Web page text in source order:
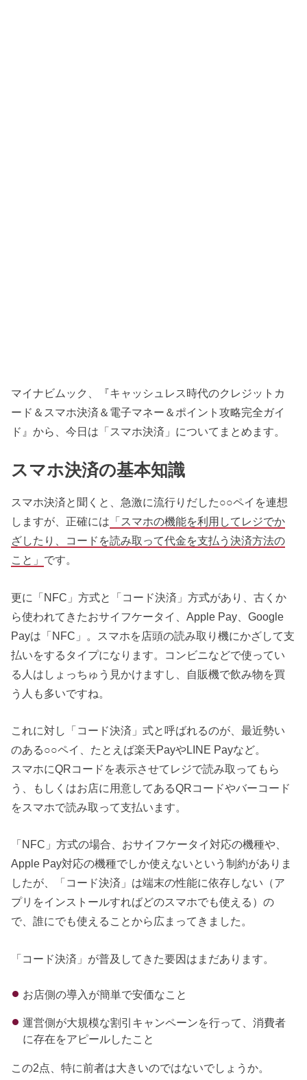
マイナビムック、『キャッシュレス時代のクレジットカ
ード＆スマホ決済＆電子マネー＆ポイント攻略完全ガイ
ド』から、今日は「スマホ決済」についてまとめます。
スマホ決済の基本知識
スマホ決済と聞くと、急激に流行りだした○○ペイを連想
しますが、正確には 「スマホの機能を利用してレジでか
ざしたり、コードを読み取って代金を支払う決済方法の
こと」 です。
更に「NFC」方式と「コード決済」方式があり、古くか
ら使われてきたおサイフケータイ、Apple Pay、Google
Payは「NFC」。スマホを店頭の読み取り機にかざして支
払いをするタイプになります。コンビニなどで使ってい
る人はしょっちゅう見かけますし、自販機で飲み物を買
う人も多いですね。
これに対し「コード決済」式と呼ばれるのが、最近勢い
のある○○ペイ、たとえば楽天PayやLINE Payなど。
スマホにQRコードを表示させてレジで読み取ってもら
う、もしくはお店に用意してあるQRコードやバーコード
をスマホで読み取って支払います。
「NFC」方式の場合、おサイフケータイ対応の機種や、
Apple Pay対応の機種でしか使えないという制約がありま
したが、「コード決済」は端末の性能に依存しない（ア
プリをインストールすればどのスマホでも使える）の
で、誰にでも使えることから広まってきました。
「コード決済」が普及してきた要因はまだあります。
お店側の導入が簡単で安価なこと
運営側が大規模な割引キャンペーンを行って、消費者
に存在をアピールしたこと
この2点、特に前者は大きいのではないでしょうか。